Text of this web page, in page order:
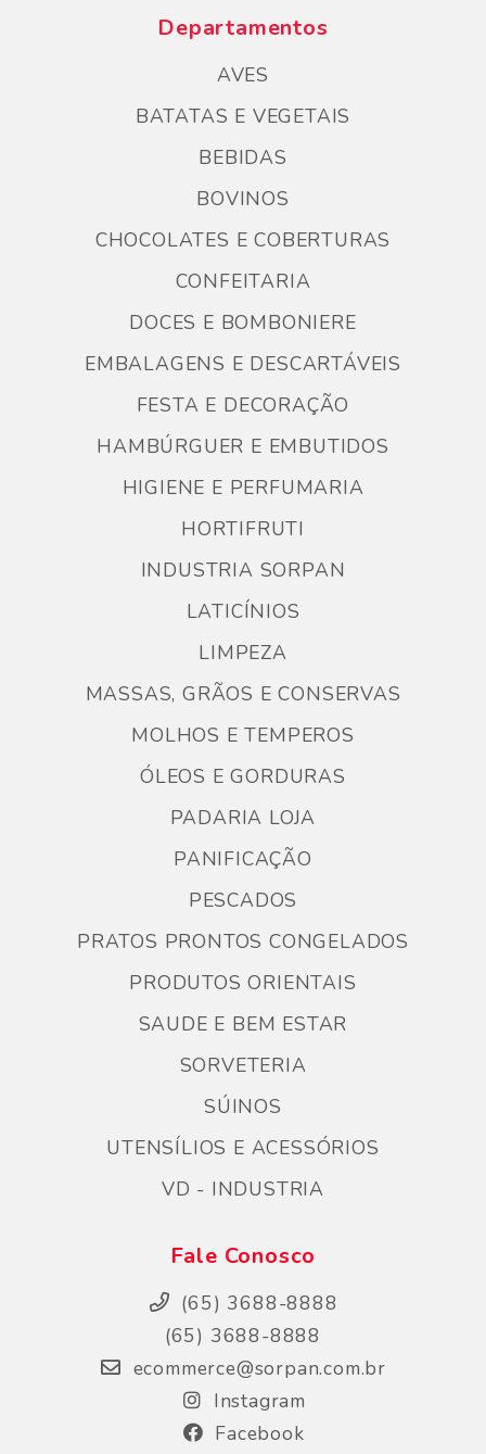
Departamentos
AVES
BATATAS E VEGETAIS
BEBIDAS
BOVINOS
CHOCOLATES E COBERTURAS
CONFEITARIA
DOCES E BOMBONIERE
EMBALAGENS E DESCARTÁVEIS
FESTA E DECORAÇÃO
HAMBÚRGUER E EMBUTIDOS
HIGIENE E PERFUMARIA
HORTIFRUTI
INDUSTRIA SORPAN
LATICÍNIOS
LIMPEZA
MASSAS, GRÃOS E CONSERVAS
MOLHOS E TEMPEROS
ÓLEOS E GORDURAS
PADARIA LOJA
PANIFICAÇÃO
PESCADOS
PRATOS PRONTOS CONGELADOS
PRODUTOS ORIENTAIS
SAUDE E BEM ESTAR
SORVETERIA
SÚINOS
UTENSÍLIOS E ACESSÓRIOS
VD - INDUSTRIA
Fale Conosco
(65) 3688-8888
(65) 3688-8888
ecommerce@sorpan.com.br
Instagram
Facebook